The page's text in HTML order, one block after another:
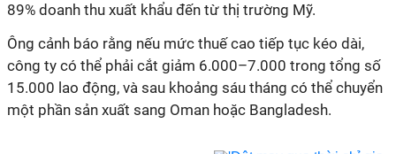
89% doanh thu xuất khẩu đến từ thị trường Mỹ.
Ông cảnh báo rằng nếu mức thuế cao tiếp tục kéo dài,
công ty có thể phải cắt giảm 6.000–7.000 trong tổng số
15.000 lao động, và sau khoảng sáu tháng có thể chuyển
một phần sản xuất sang Oman hoặc Bangladesh.